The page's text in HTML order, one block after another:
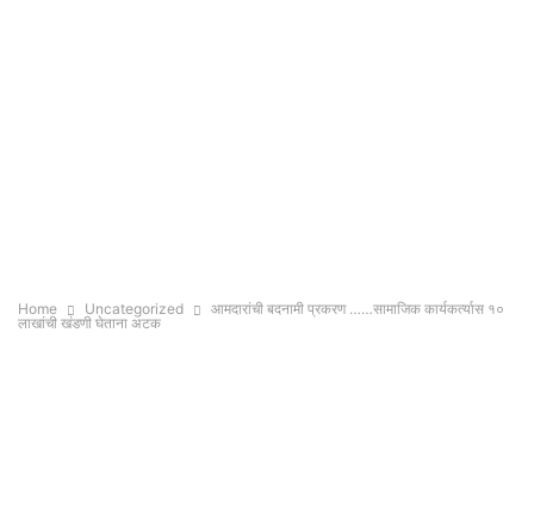
Home Uncategorized
आमदारांची बदनामी प्रकरण ……सामाजिक कार्यकर्त्यास १०
लाखांची खंडणी घेताना अटक